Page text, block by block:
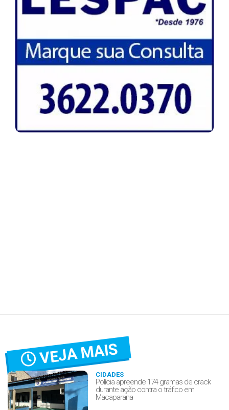
VEJA MAIS
CIDADES
Polícia apreende 174 gramas de crack
durante ação contra o tráfico em
Macaparana